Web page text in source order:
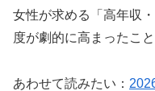
比較ネ
女性が求める「高年収
度が劇的に高まったこ
あわせて読みたい：